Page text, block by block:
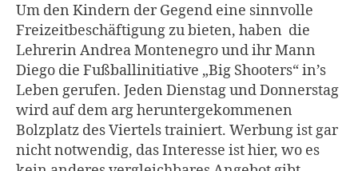
Um den Kindern der Gegend eine sinnvolle
Freizeitbeschäftigung zu bieten, haben die
Lehrerin Andrea Montenegro und ihr Mann
Diego die Fußballinitiative „Big Shooters“ in’s
Leben gerufen. Jeden Dienstag und Donnerstag
wird auf dem arg heruntergekommenen
Bolzplatz des Viertels trainiert. Werbung ist gar
nicht notwendig, das Interesse ist hier, wo es